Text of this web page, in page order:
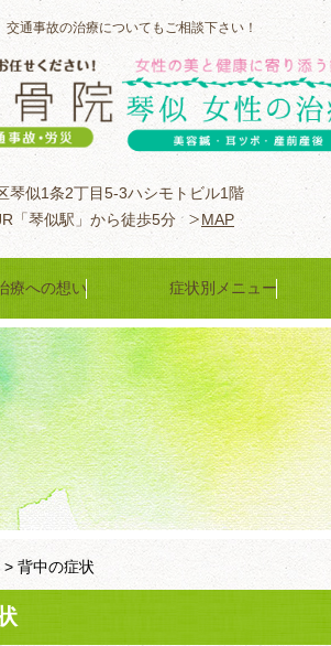
通事故の治療についてもご相談下さい！
琴似1条2丁目5-3ハシモトビル1階
「琴似駅」から徒歩5分
MAP
療への想い 症状別メニュー
> 背中の症状